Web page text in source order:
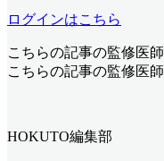
ログインはこちら
こちらの記事の監修医師
こちらの記事の監修医師
HOKUTO編集部